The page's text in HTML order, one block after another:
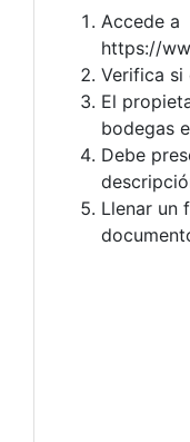
Accede a
https://
Verifica si
El
bodegas
Debe
Llenar un